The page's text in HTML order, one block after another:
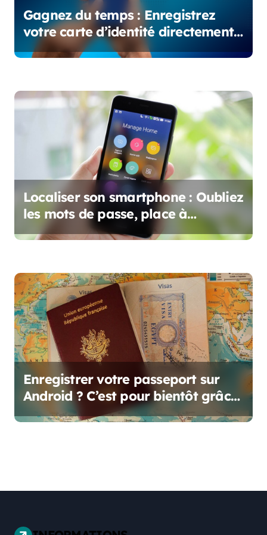
a
r
t
i
e
Gagnez du temps : Enregistrez
votre carte d’identité directement
sur votre téléphone !
Localiser son smartphone : Oubliez
les mots de passe, place à
l’Authentification Biométrique !
Enregistrer votre passeport sur
Android ? C’est pour bientôt grâce
à Google